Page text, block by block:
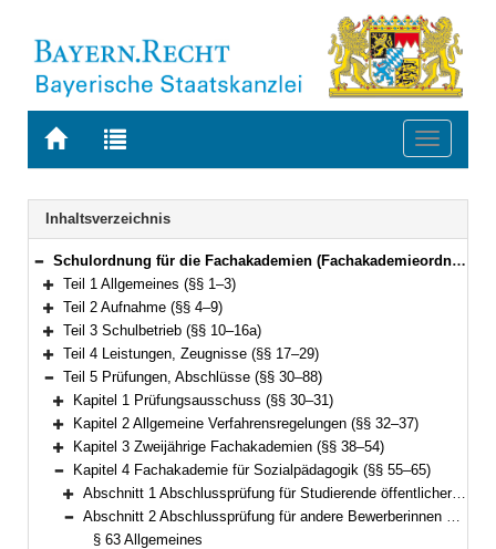
Zur
BAYERN.RECHT
Zur
letzten
Suche
Toggle
Navigation
Inhaltsverzeichnis
Bereich reduzieren
Schulordnung für die Fachakademien (Fachakademieordnung – FakO) Vom 9. Mai 2017 (GVBl. S. 118) BayRS 2236-9-1-4-K (§§ 1–103)
Bereich erweitern
Teil 1 Allgemeines (§§ 1–3)
Bereich erweitern
Teil 2 Aufnahme (§§ 4–9)
Bereich erweitern
Teil 3 Schulbetrieb (§§ 10–16a)
Bereich erweitern
Teil 4 Leistungen, Zeugnisse (§§ 17–29)
Bereich reduzieren
Teil 5 Prüfungen, Abschlüsse (§§ 30–88)
Bereich erweitern
Kapitel 1 Prüfungsausschuss (§§ 30–31)
Bereich erweitern
Kapitel 2 Allgemeine Verfahrensregelungen (§§ 32–37)
Bereich erweitern
Kapitel 3 Zweijährige Fachakademien (§§ 38–54)
Bereich reduzieren
Kapitel 4 Fachakademie für Sozialpädagogik (§§ 55–65)
Bereich erweitern
Abschnitt 1 Abschlussprüfung für Studierende öffentlicher und staatlich anerkannter Fachakademien (§§ 55–62)
Bereich reduzieren
Abschnitt 2 Abschlussprüfung für andere Bewerberinnen und Bewerber (§§ 63–65)
§ 63 Allgemeines